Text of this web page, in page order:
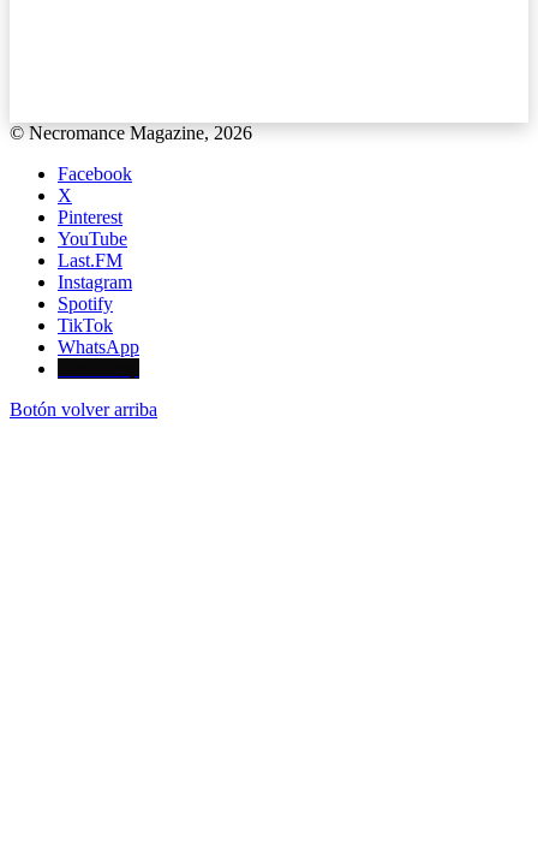
© Necromance Magazine, 2026
Facebook
X
Pinterest
YouTube
Last.FM
Instagram
Spotify
TikTok
WhatsApp
Botón volver arriba